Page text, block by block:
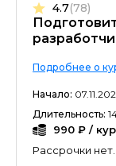
4.7(78)
Подробнее о
Начало:
Длительность:
990 ₽ /
Рассрочки нет.